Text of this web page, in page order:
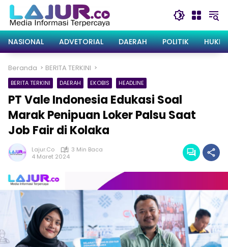
Langsung
konten
NASIONAL
ADVETORIAL DAERAH POLITIK
Beranda BERITA TERKINI
BERITA TERKINI DAERAH EKOBIS HEADLINE
PT Vale Indonesia Edukasi Soal
Marak Penipuan Loker Palsu Saat
Job Fair di Kolaka
Lajur.co
3 Min Baca
4 Maret 2024